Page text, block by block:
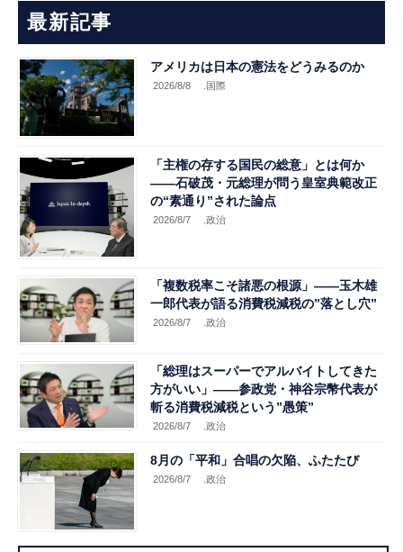
最新記事
アメリカは日本の憲法をどうみるのか
2026/8/8 .国際
「主権の存する国民の総意」とは何か
――石破茂・元総理が問う皇室典範改正
の“素通り”された論点
2026/8/7 .政治
「複数税率こそ諸悪の根源」――玉木雄
一郎代表が語る消費税減税の”落とし穴”
2026/8/7 .政治
「総理はスーパーでアルバイトしてきた
方がいい」――参政党・神谷宗幣代表が
斬る消費税減税という”愚策”
2026/8/7 .政治
8月の「平和」合唱の欠陥、ふたたび
2026/8/7 .政治